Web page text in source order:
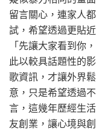
留言關心，連家人
試，希望透過更貼
「先讓大家看到你
此以較具話題性的
歌資訊，才讓外界
意，只是希望透過
言，這幾年歷經生
友創業，讓心境與